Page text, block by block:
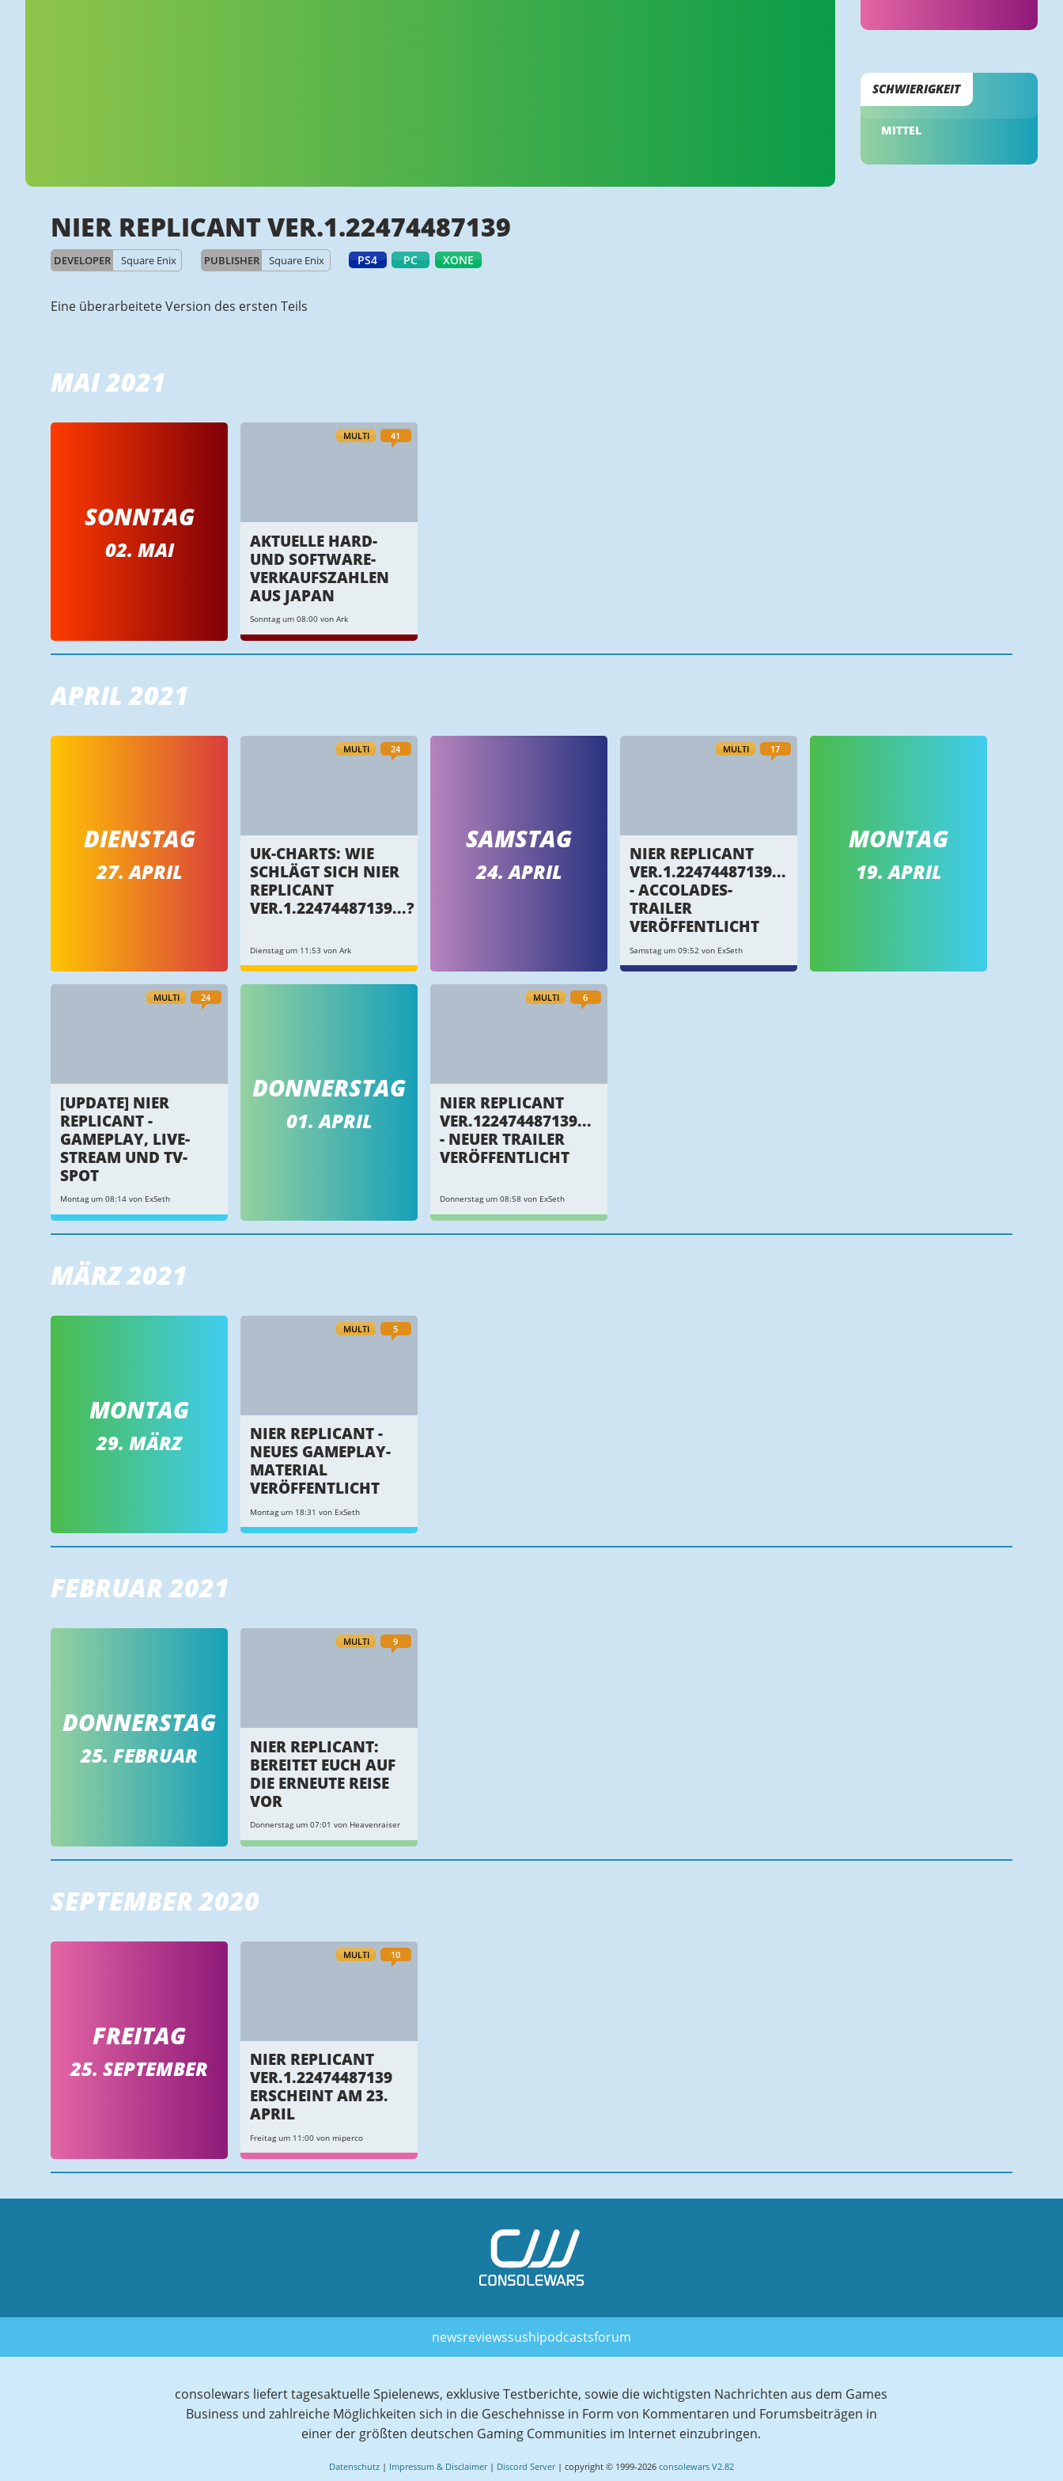
SCHWIERIGKEIT
MITTEL
NIER REPLICANT VER.1.22474487139
DEVELOPER Square Enix PUBLISHER Square Enix PS4 PC XONE
Eine überarbeitete Version des ersten Teils
MAI 2021
SONNTAG
02. MAI
MULTI 41
AKTUELLE HARD-
UND SOFTWARE-
VERKAUFSZAHLEN
AUS JAPAN
Sonntag um 08:00 von Ark
APRIL 2021
DIENSTAG
27. APRIL
MULTI 24
UK-CHARTS: WIE
SCHLÄGT SICH NIER
REPLICANT
VER.1.22474487139...?
Dienstag um 11:53 von Ark
SAMSTAG
24. APRIL
MULTI 17
NIER REPLICANT
VER.1.22474487139...
- ACCOLADES-
TRAILER
VERÖFFENTLICHT
Samstag um 09:52 von ExSeth
MONTAG
19. APRIL
MULTI 24
[UPDATE] NIER
REPLICANT -
GAMEPLAY, LIVE-
STREAM UND TV-
SPOT
Montag um 08:14 von ExSeth
DONNERSTAG
01. APRIL
MULTI 6
NIER REPLICANT
VER.122474487139...
- NEUER TRAILER
VERÖFFENTLICHT
Donnerstag um 08:58 von ExSeth
MÄRZ 2021
MONTAG
29. MÄRZ
MULTI 5
NIER REPLICANT -
NEUES GAMEPLAY-
MATERIAL
VERÖFFENTLICHT
Montag um 18:31 von ExSeth
FEBRUAR 2021
DONNERSTAG
25. FEBRUAR
MULTI 9
NIER REPLICANT:
BEREITET EUCH AUF
DIE ERNEUTE REISE
VOR
Donnerstag um 07:01 von Heavenraiser
SEPTEMBER 2020
FREITAG
25. SEPTEMBER
MULTI 10
NIER REPLICANT
VER.1.22474487139
ERSCHEINT AM 23.
APRIL
Freitag um 11:00 von miperco
newsreviewssushipodcastsforum
consolewars liefert tagesaktuelle Spielenews, exklusive Testberichte, sowie die wichtigsten Nachrichten aus dem Games
Business und zahlreiche Möglichkeiten sich in die Geschehnisse in Form von Kommentaren und Forumsbeiträgen in
einer der größten deutschen Gaming Communities im Internet einzubringen.
Datenschutz| Impressum & Disclaimer| Discord Server| copyright © 1999-2026 consolewars V2.82